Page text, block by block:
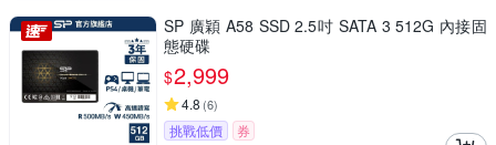
SP 廣穎 A58 SSD 2.5吋 SATA 3 512G 內接固
態硬碟
$2,999
4.8 (6)
挑戰低價 券